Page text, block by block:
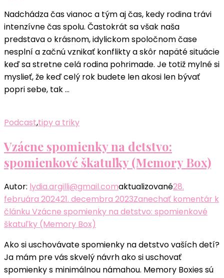
Nadchádza čas vianoc a tým aj čas, kedy rodina trávi
intenzívne čas spolu. Častokrát sa však naša
predstava o krásnom, idylickom spoločnom čase
nesplní a začnú vznikať konflikty a skôr napäté situácie
keď sa stretne celá rodina pohrimade. Je totiž mylné si
myslieť, že keď celý rok budete len akosi len bývať
popri sebe, tak …
Podcast,tipy a triky
Vzácne spomienky na detstvo:
spomienkové škatuľky (Memory Box)
Autor: lydia.argilli@gmail.comaktualizované28.
februára 202421. decembra 2023Zanechať komentár k
článku Vzácne spomienky na detstvo: spomienkové
škatuľky (Memory Box)
Ako si uschovávate spomienky na detstvo vaších detí?
Ja mám pre vás skvelý návrh ako si uschovať
spomienky s minimálnou námahou. Memory Boxies sú